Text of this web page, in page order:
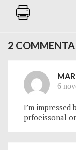
2
6
I’m
prfoeissonal